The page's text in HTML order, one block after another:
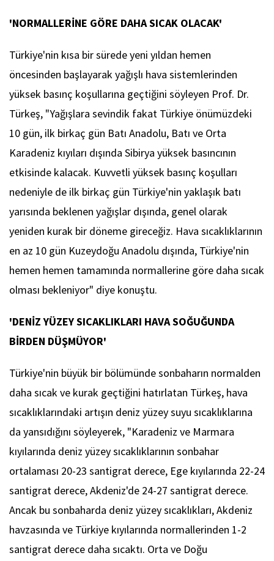
'NORMALLERİNE GÖRE DAHA SICAK OLACAK'
Türkiye'nin kısa bir sürede yeni yıldan hemen
öncesinden başlayarak yağışlı hava sistemlerinden
yüksek basınç koşullarına geçtiğini söyleyen Prof. Dr.
Türkeş, "Yağışlara sevindik fakat Türkiye önümüzdeki
10 gün, ilk birkaç gün Batı Anadolu, Batı ve Orta
Karadeniz kıyıları dışında Sibirya yüksek basıncının
etkisinde kalacak. Kuvvetli yüksek basınç koşulları
nedeniyle de ilk birkaç gün Türkiye'nin yaklaşık batı
yarısında beklenen yağışlar dışında, genel olarak
yeniden kurak bir döneme gireceğiz. Hava sıcaklıklarının
en az 10 gün Kuzeydoğu Anadolu dışında, Türkiye'nin
hemen hemen tamamında normallerine göre daha sıcak
olması bekleniyor" diye konuştu.
'DENİZ YÜZEY SICAKLIKLARI HAVA SOĞUĞUNDA
BİRDEN DÜŞMÜYOR'
Türkiye'nin büyük bir bölümünde sonbaharın normalden
daha sıcak ve kurak geçtiğini hatırlatan Türkeş, hava
sıcaklıklarındaki artışın deniz yüzey suyu sıcaklıklarına
da yansıdığını söyleyerek, "Karadeniz ve Marmara
kıyılarında deniz yüzey sıcaklıklarının sonbahar
ortalaması 20-23 santigrat derece, Ege kıyılarında 22-24
santigrat derece, Akdeniz'de 24-27 santigrat derece.
Ancak bu sonbaharda deniz yüzey sıcaklıkları, Akdeniz
havzasında ve Türkiye kıyılarında normallerinden 1-2
santigrat derece daha sıcaktı. Orta ve Doğu